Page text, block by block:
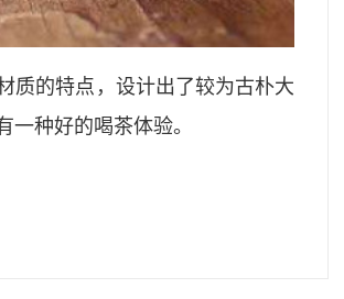
质的特点，设计出了较为古朴大
种好的喝茶体验。